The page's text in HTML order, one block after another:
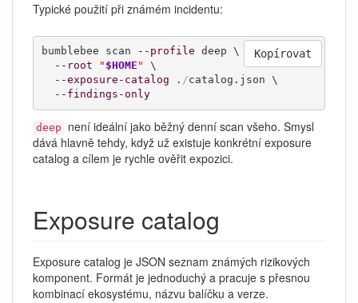
Typické použití při známém incidentu:
bumblebee scan --profile deep \
--root
" $HOME " \
--exposure-catalog . /catalog.json \
--findings-only
Kopírovat
deep
není ideální jako běžný denní scan všeho. Smysl
dává hlavně tehdy, když už existuje konkrétní exposure
catalog a cílem je rychle ověřit expozici.
Exposure catalog
Exposure catalog je JSON seznam známých rizikových
komponent. Formát je jednoduchý a pracuje s přesnou
kombinací ekosystému, názvu balíčku a verze.